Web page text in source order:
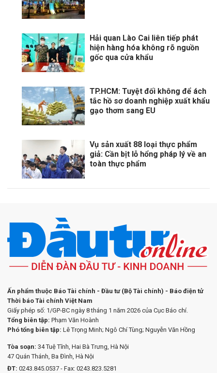
Hải quan Lào Cai liên tiếp phát
hiện hàng hóa không rõ nguồn
gốc qua cửa khẩu
TP.HCM: Tuyệt đối không để ách
tắc hồ sơ doanh nghiệp xuất khẩu
gạo thơm sang EU
Vụ sản xuất 88 loại thực phẩm
giả: Cần bịt lỗ hổng pháp lý về an
toàn thực phẩm
Ấn phẩm thuộc Báo Tài chính - Đầu tư (Bộ Tài chính) - Báo điện tử
Thời báo Tài chính Việt Nam
Giấy phép số: 1/GP-BC ngày 8 tháng 1 năm 2026 của Cục Báo chí.
Tổng biên tập: Phạm Văn Hoành
Phó tổng biên tập: Lê Trọng Minh; Ngô Chí Tùng; Nguyễn Văn Hồng
Tòa soạn: 34 Tuệ Tĩnh, Hai Bà Trưng, Hà Nội
47 Quán Thánh, Ba Đình, Hà Nội
ĐT: 0243.845.0537 - Fax: 0243.823.5281